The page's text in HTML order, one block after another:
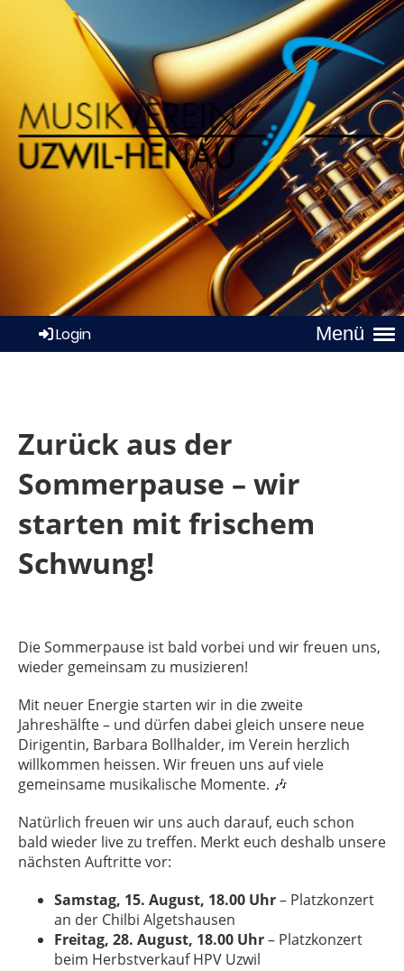
Menü
Login
Zurück aus der
Sommerpause – wir
starten mit frischem
Schwung!
Die Sommerpause ist bald vorbei und wir freuen uns,
wieder gemeinsam zu musizieren!
Mit neuer Energie starten wir in die zweite
Jahreshälfte – und dürfen dabei gleich unsere neue
Dirigentin, Barbara Bollhalder, im Verein herzlich
willkommen heissen. Wir freuen uns auf viele
gemeinsame musikalische Momente. 🎶
Natürlich freuen wir uns auch darauf, euch schon
bald wieder live zu treffen. Merkt euch deshalb unsere
nächsten Auftritte vor:
Samstag, 15. August, 18.00 Uhr– Platzkonzert
an der Chilbi Algetshausen
Freitag, 28. August, 18.00 Uhr– Platzkonzert
beim Herbstverkauf HPV Uzwil